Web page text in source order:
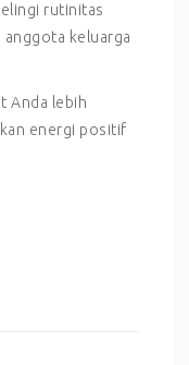
rutinitas
anggota keluarga
Anda lebih
energi positif